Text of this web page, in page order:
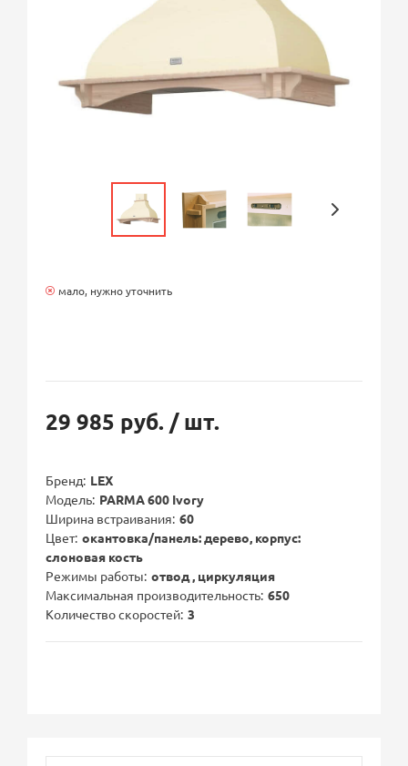
мало, нужно уточнить
29 985 руб. / шт.
Бренд LEX
Модель PARMA 600 Ivory
Ширина встраивания 60
Цвет окантовка/панель: дерево, корпус:
слоновая кость
Режимы работы отвод , циркуляция
Максимальная производительность 650
Количество скоростей 3